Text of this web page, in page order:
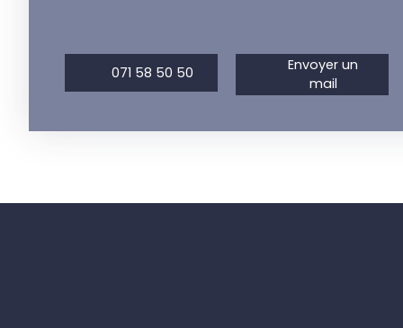
071 58 50 50
Envoyer un
mail